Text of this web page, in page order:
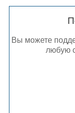
Вы можете
любую